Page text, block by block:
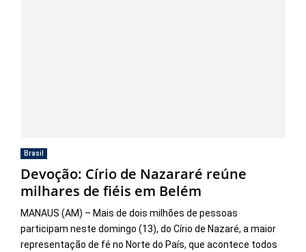
Brasil
Devoção: Círio de Nazararé reúne
milhares de fiéis em Belém
MANAUS (AM) – Mais de dois milhões de pessoas
participam neste domingo (13), do Círio de Nazaré, a maior
representação de fé no Norte do País, que acontece todos